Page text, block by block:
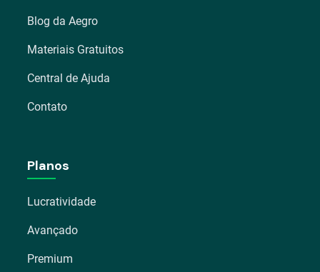
Blog da Aegro
Materiais Gratuitos
Central de Ajuda
Contato
Planos
Lucratividade
Avançado
Premium